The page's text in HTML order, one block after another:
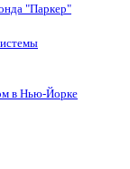
"Паркер"
в Нью-Йорке